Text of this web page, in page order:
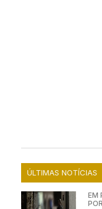
ÚLTIMAS NOTÍCIAS
EM